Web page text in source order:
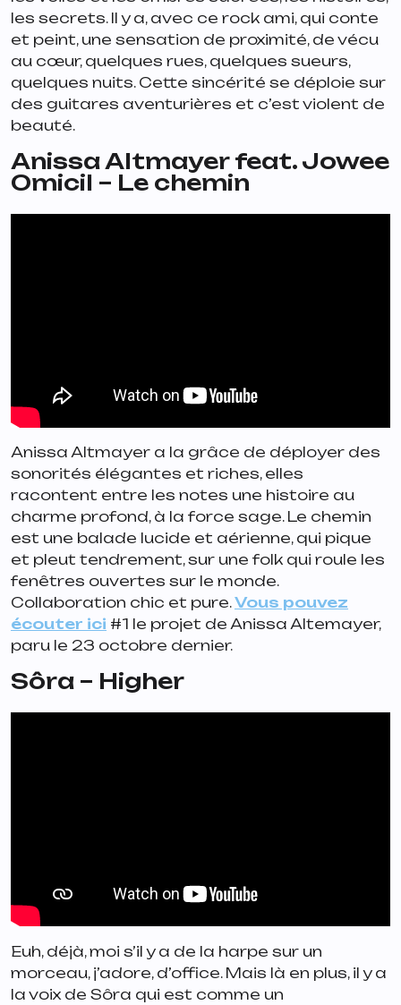
les secrets. Il y a, avec ce rock ami, qui conte
et peint, une sensation de proximité, de vécu
au cœur, quelques rues, quelques sueurs,
quelques nuits. Cette sincérité se déploie sur
des guitares aventurières et c’est violent de
beauté.
Anissa Altmayer feat. Jowee
Omicil – Le chemin
Anissa Altmayer a la grâce de déployer des
sonorités élégantes et riches, elles
racontent entre les notes une histoire au
charme profond, à la force sage. Le chemin
est une balade lucide et aérienne, qui pique
et pleut tendrement, sur une folk qui roule les
fenêtres ouvertes sur le monde.
Collaboration chic et pure.Vous pouvez
écouter ici #1 le projet de Anissa Altemayer,
paru le 23 octobre dernier.
Sôra – Higher
Euh, déjà, moi s’il y a de la harpe sur un
morceau, j’adore, d’office. Mais là en plus, il y a
la voix de Sôra qui est comme un